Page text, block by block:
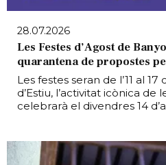
28.07.2026
Les Festes d’Agost de
quarantena de propostes
Les festes seran de l’11 al
d’Estiu, l’activitat icònica de
celebrarà el divendres 14